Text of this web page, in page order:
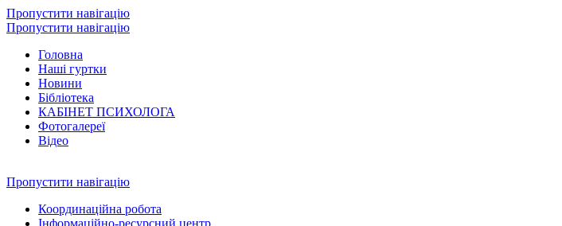
Пропустити навігацію
Пропустити навігацію
Головна
Наші гуртки
Новини
Бібліотека
КАБІНЕТ ПСИХОЛОГА
Фотогалереї
Відео
Пропустити навігацію
Координаційна робота
Інформаційно-ресурсний центр